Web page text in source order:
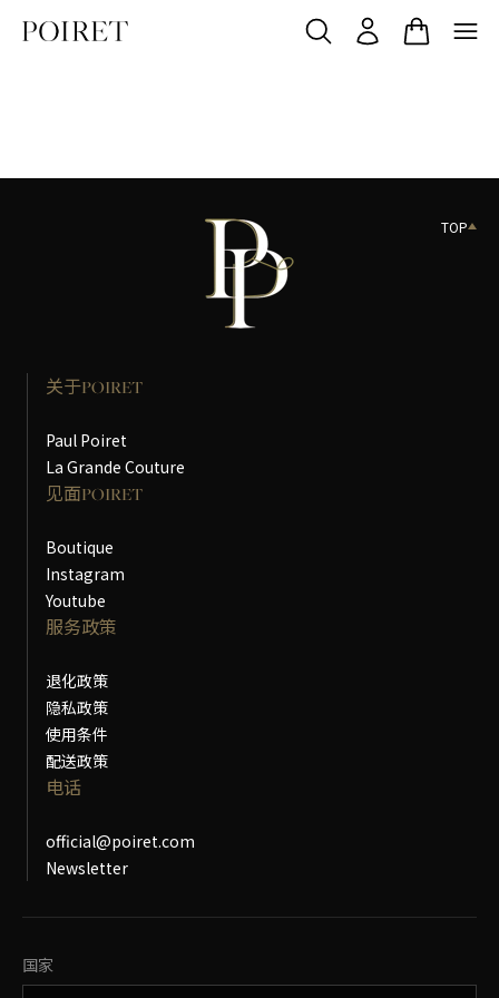
关于POIRET
Paul Poiret
La Grande Couture
见面POIRET
Boutique
Instagram
Youtube
服务政策
退化政策
隐私政策
使用条件
配送政策
电话
official@poiret.com
Newsletter
国家
更改国家
TOP